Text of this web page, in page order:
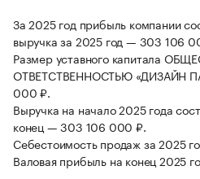
За 2025 год прибыль компании
выручка за 2025 год — 303 106
Размер уставного капитала
ОТВЕТСТВЕННОСТЬЮ «ДИЗАЙН
000 ₽.
Выручка на начало 2025 года
конец — 303 106 000 ₽.
Себестоимость продаж за 2025
Валовая прибыль на конец 2025